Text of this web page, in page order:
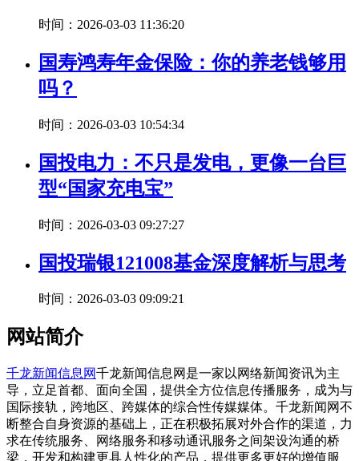
时间：2026-03-03 11:36:20
国寿鸿寿年金保险：你的养老钱够用
吗？
时间：2026-03-03 10:54:34
国投电力：不只是发电，更像一台巨
型“国家充电宝”
时间：2026-03-03 09:27:27
国投瑞银121008基金深度解析与思考
时间：2026-03-03 09:09:21
网站简介
千龙新闻信息网千龙新闻信息网是一家以网络新闻资讯为主
导，立足首都、面向全国，提供全方位信息传播服务，成为与
国际接轨，跨地区、跨媒体的综合性传媒媒体。千龙新闻网不
断整合自身资源的基础上，正在积极拓展对外合作的渠道，力
求在传统服务、网络服务和移动通讯服务之间架设沟通的桥
梁，开发和构建更具人性化的产品，提供更多更好的增值服